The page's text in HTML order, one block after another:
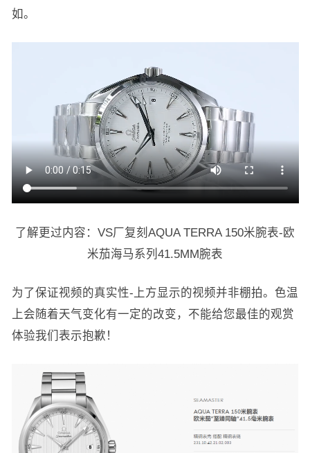
如。
了解更过内容：VS厂复刻AQUA TERRA 150米腕表-欧
米茄海马系列41.5MM腕表
为了保证视频的真实性-上方显示的视频并非棚拍。色温
上会随着天气变化有一定的改变，不能给您最佳的观赏
体验我们表示抱歉！